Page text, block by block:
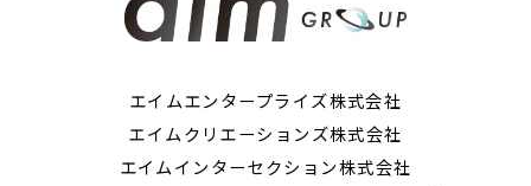
エイムエンタープライズ株式会社
エイムクリエーションズ株式会社
エイムインターセクション株式会社